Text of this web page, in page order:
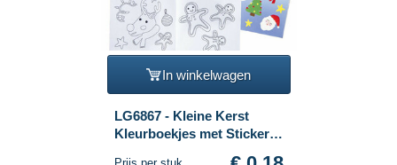
In winkelwagen
LG6867 - Kleine Kerst
Kleurboekjes met Stickers